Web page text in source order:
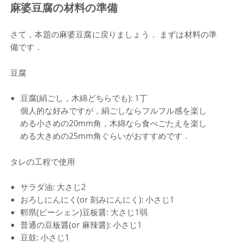
麻婆豆腐の材料の準備
さて，本題の麻婆豆腐に戻りましょう． まずは材料の準
備です．
豆腐
豆腐(絹ごし，木綿どちらでも): 1丁
個人的な好みですが，絹ごしならフルフル感を楽し
める小さめの20mm角，木綿なら食べごたえを楽し
める大きめの25mm角ぐらいがおすすめです．
タレの工程で使用
サラダ油: 大さじ2
おろしにんにく(or 刻みにんにく): 小さじ1
郫県(ピーシェン)豆板醤: 大さじ1弱
普通の豆板醤(or 麻辣醤): 小さじ1
豆鼓: 小さじ1